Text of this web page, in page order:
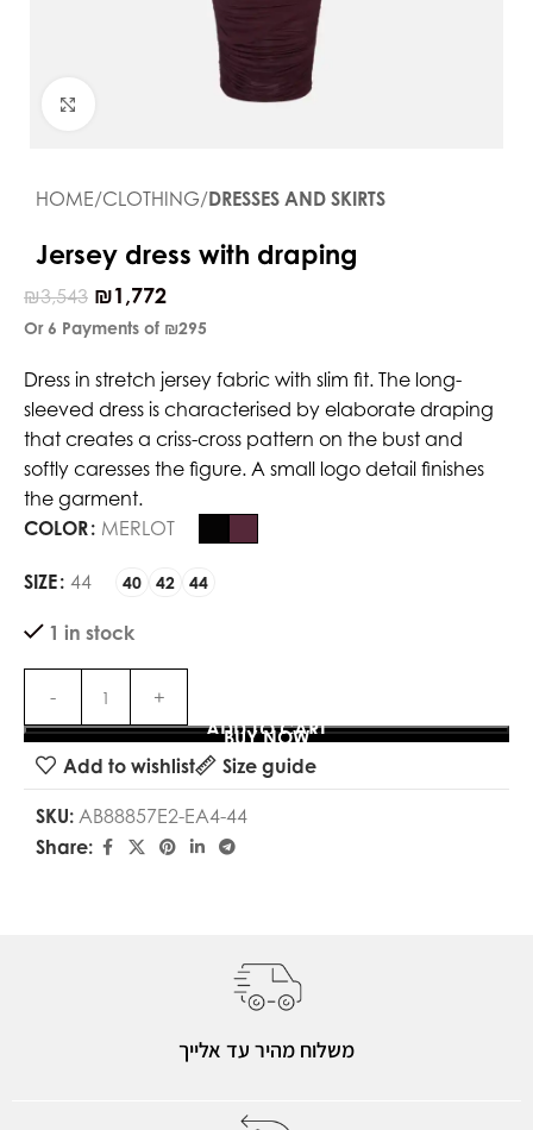
HOME CLOTHING DRESSES AND SKIRTS
Jersey dress with draping
₪3,543 ₪1,772
Or 6 Payments of ₪295
Dress in stretch jersey fabric with slim fit. The long-
sleeved dress is characterised by elaborate draping
that creates a criss-cross pattern on the bust and
softly caresses the figure. A small logo detail finishes
the garment.
COLOR MERLOT
SIZE 44 40 42 44
1 in stock
ADD TO CART
BUY NOW
Add to wishlist
Size guide
SKU: AB88857E2-EA4-44
Share:
משלוח מהיר עד אלייך